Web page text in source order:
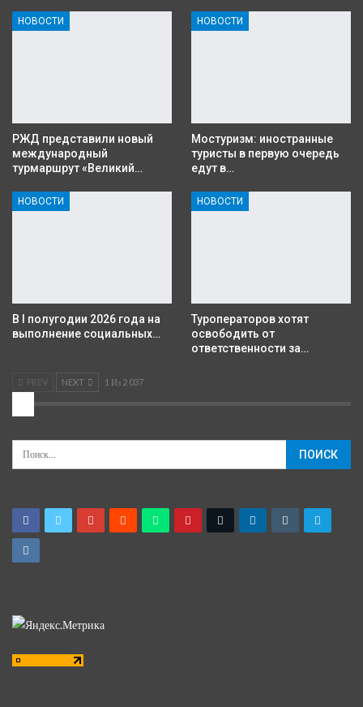
НОВОСТИ
РЖД представили новый
международный
турмаршрут «Великий…
НОВОСТИ
Мостуризм: иностранные
туристы в первую очередь
едут в…
НОВОСТИ
В I полугодии 2026 года на
выполнение социальных…
НОВОСТИ
Туроператоров хотят
освободить от
ответственности за…
PREV NEXT 1 Из 2 037